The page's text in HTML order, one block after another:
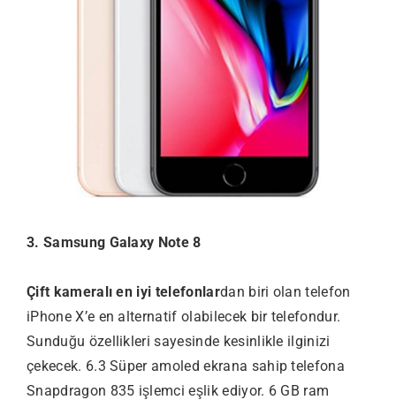
3. Samsung Galaxy Note 8
Çift kameralı en iyi telefonlardan biri olan telefon
iPhone X’e en alternatif olabilecek bir telefondur.
Sunduğu özellikleri sayesinde kesinlikle ilginizi
çekecek. 6.3 Süper amoled ekrana sahip telefona
Snapdragon 835 işlemci eşlik ediyor. 6 GB ram